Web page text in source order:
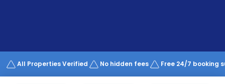
Works
All Properties Verified No hidden fees Free 24/7 booking